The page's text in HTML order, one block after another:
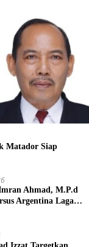
Matador Siap
Ahmad, M.P.d
Argentina Laga